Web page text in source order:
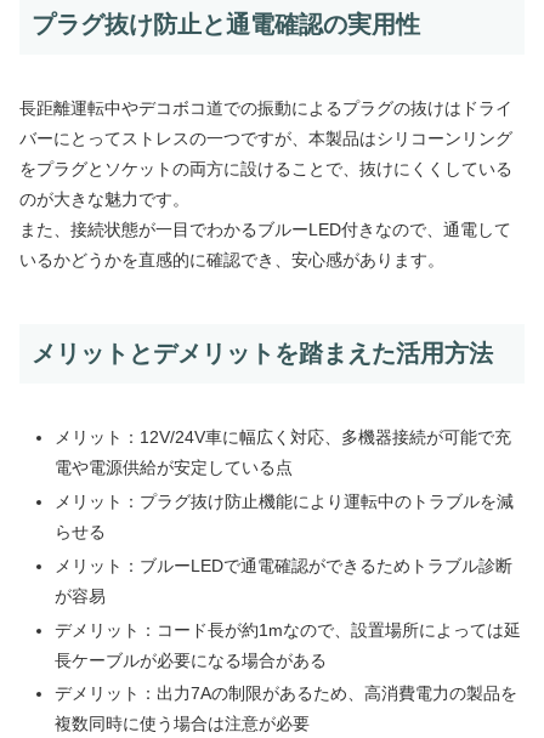
プラグ抜け防止と通電確認の実用性
長距離運転中やデコボコ道での振動によるプラグの抜けはドライ
バーにとってストレスの一つですが、本製品はシリコーンリング
をプラグとソケットの両方に設けることで、抜けにくくしている
のが大きな魅力です。
また、接続状態が一目でわかるブルーLED付きなので、通電して
いるかどうかを直感的に確認でき、安心感があります。
メリットとデメリットを踏まえた活用方法
メリット：12V/24V車に幅広く対応、多機器接続が可能で充
電や電源供給が安定している点
メリット：プラグ抜け防止機能により運転中のトラブルを減
らせる
メリット：ブルーLEDで通電確認ができるためトラブル診断
が容易
デメリット：コード長が約1mなので、設置場所によっては延
長ケーブルが必要になる場合がある
デメリット：出力7Aの制限があるため、高消費電力の製品を
複数同時に使う場合は注意が必要